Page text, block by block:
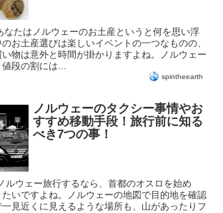
なたはノルウェーのお土産というと何を思い浮
お土産選びは楽しいイベントの一つなものの、
物は意外と時間が掛かりますよね。ノルウェー
段の割には...
spintheearth
ノルウェーのタクシー事情やお
すすめ移動手段！旅行前に知る
べき7つの事！
ルウェー旅行するなら、首都のオスロを始め
いですよね。ノルウェーの地図で目的地を確認
見近くに見えるような場所も、山があったりフ